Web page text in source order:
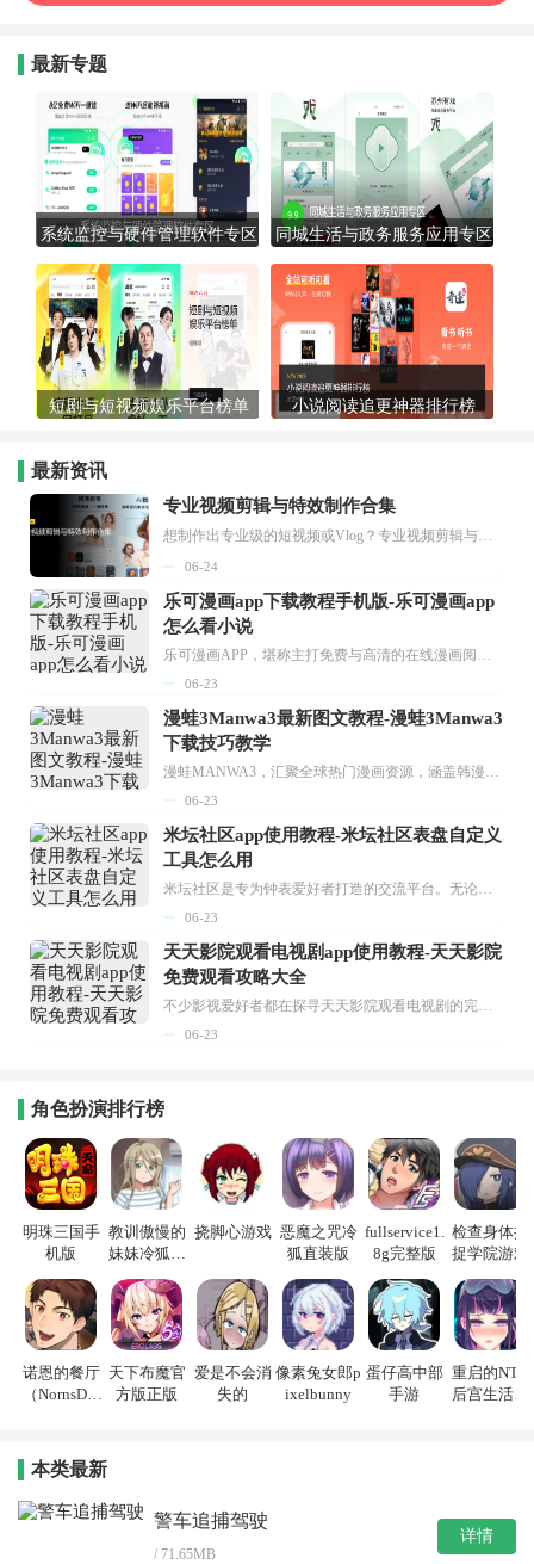
最新专题
系统监控与硬件管理软件专区 同城生活与政务服务应用专区
短剧与短视频娱乐平台榜单 小说阅读追更神器排行榜
最新资讯
专业视频剪辑与特效制作合集
想制作出专业级的短视频或Vlog？专业视频剪辑与特效制作大全专题为你提供了从剪辑、抠像到特效包装的全套解决方案。无论是添加炫酷的片头、进行精准的视频抠图，还是制...
06-24
乐可漫画app下载教程手机版-乐可漫画app
怎么看小说
乐可漫画APP，堪称主打免费与高清的在线漫画阅读神器。其官方版提供海量完整版漫画资源，无论是国内漫画，还是日漫、韩漫、台漫、美漫等国外漫画，应有尽有，随时供你阅读。只需轻点一下，便能直接进入阅读界面。不仅如此，乐可漫画最新版本更新速度极快，在这里，你总能抢先看到全网一手漫画章节内容！...
06-23
漫蛙3Manwa3最新图文教程-漫蛙3Manwa3
下载技巧教学
漫蛙MANWA3，汇聚全球热门漫画资源，涵盖韩漫、欧美漫画、国漫等多种类型，题材丰富多样，全方位满足用户阅读喜好。它不仅是阅读平台，更是创作平台，为广大用户打造零门槛创作环境。...
06-23
米坛社区app使用教程-米坛社区表盘自定义
工具怎么用
米坛社区是专为钟表爱好者打造的交流平台。无论你是初涉钟表领域的普通爱好者，还是拥有多年收藏经验的资深玩家，都能在此找到属于自己的天地。 无需注册，就能轻松参与其中。通过专业的讨论论坛与丰富的交互功能，你可与世界各地的钟表爱好者畅快交流。若你钟情于钟表，米坛社区无疑是值得一试的理想之选。在这里，你能获取最新的手表资讯，交流见解，提升鉴赏品味，让每一块手表都成为收藏故事中重要的一部分。感兴趣的朋友，不要错过下载机会。...
06-23
天天影院观看电视剧app使用教程-天天影院
免费观看攻略大全
不少影视爱好者都在探寻天天影院观看电视剧的完整方法，结合最新平台使用规则，本篇新手入门攻略全面讲解观看渠道、检索流程、播放设置以及画面模式调整等实用内容。全文适配手机、电脑等主流设备，步骤简洁易懂，无论是初次使用的新手，还是想要优化观影体验的用户，都能参照内容快速上手，熟练掌握平台各项操作技巧，轻松畅享影视内容。...
06-23
角色扮演排行榜
明珠三国手
机版
教训傲慢的
妹妹冷狐游
挠脚心游戏 恶魔之咒冷
狐直装版
fullservice1.
8g完整版
检查身体捕
捉学院游戏
诺恩的餐厅
（NornsDin
天下布魔官
方版正版
爱是不会消
失的
像素兔女郎p
ixelbunny
蛋仔高中部
手游
重启的NTR
后宫生活游
本类最新
警车追捕驾驶
/ 71.65MB
详情